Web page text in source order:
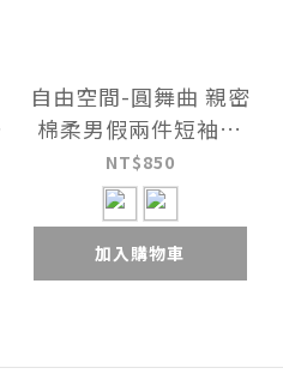
自由空間-圓舞曲 親密
棉柔男假兩件短袖衫
UE125521
NT$850
加入購物車